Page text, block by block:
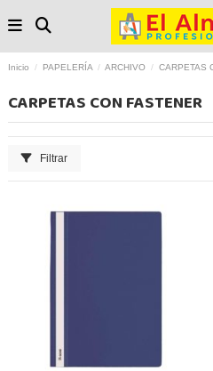
Inicio PAPELERÍA ARCHIVO CARPETAS
CARPETAS CON FASTENER
Filtrar